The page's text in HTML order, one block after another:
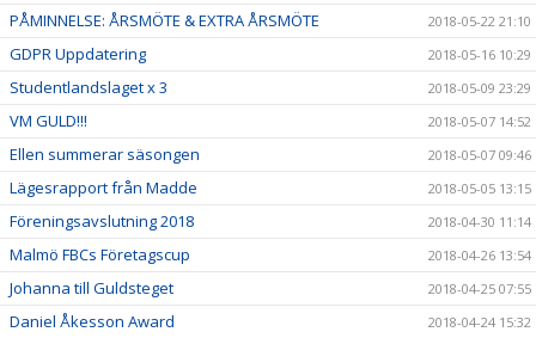
PÅMINNELSE: ÅRSMÖTE & EXTRA ÅRSMÖTE 2018-05-22 21:10
GDPR Uppdatering 2018-05-16 10:29
Studentlandslaget x 3 2018-05-09 23:29
VM GULD!!! 2018-05-07 14:52
Ellen summerar säsongen 2018-05-07 09:46
Lägesrapport från Madde 2018-05-05 13:15
Föreningsavslutning 2018 2018-04-30 11:14
Malmö FBCs Företagscup 2018-04-26 13:54
Johanna till Guldsteget 2018-04-25 07:55
Daniel Åkesson Award 2018-04-24 15:32